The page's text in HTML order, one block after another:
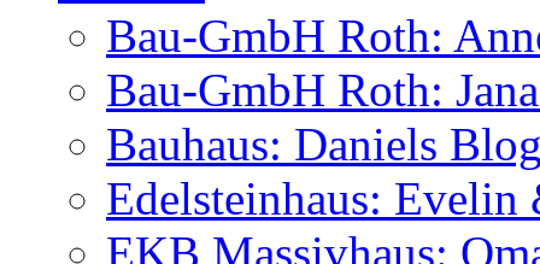
Bau-GmbH Roth:
Bau-GmbH Roth:
Bauhaus: Daniels
Edelsteinhaus:
EKB Massivhaus: